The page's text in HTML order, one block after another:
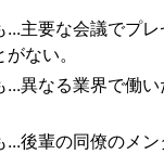
...主要な会議でプレ
ない。
...異なる業界で働
...後輩の同僚のメン